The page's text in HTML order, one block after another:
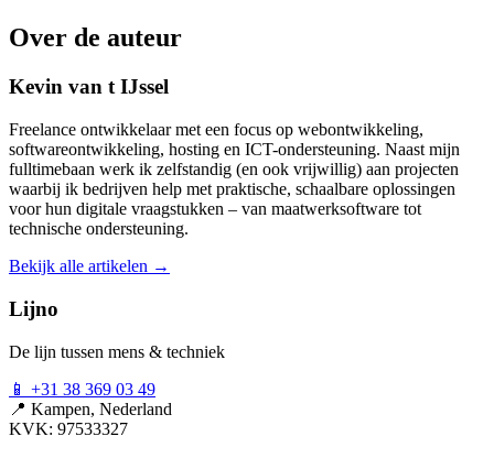
Over de auteur
Kevin van t IJssel
Freelance ontwikkelaar met een focus op webontwikkeling,
softwareontwikkeling, hosting en ICT-ondersteuning. Naast mijn
fulltimebaan werk ik zelfstandig (en ook vrijwillig) aan projecten
waarbij ik bedrijven help met praktische, schaalbare oplossingen
voor hun digitale vraagstukken – van maatwerksoftware tot
technische ondersteuning.
Bekijk alle artikelen →
Lijno
De lijn tussen mens & techniek
📱 +31 38 369 03 49
📍 Kampen, Nederland
KVK: 97533327